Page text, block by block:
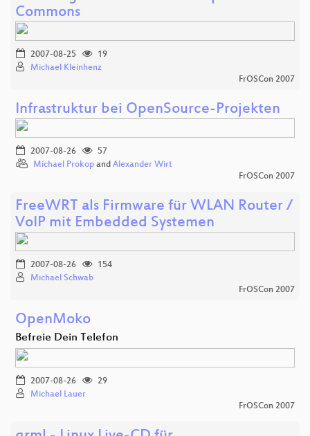
Commons
2007-08-25
19
Michael Kleinhenz
FrOSCon 2007
Infrastruktur bei OpenSource-Projekten
2007-08-26
57
Michael Prokop and Alexander Wirt
FrOSCon 2007
FreeWRT als Firmware für WLAN Router /
VoIP mit Embedded Systemen
2007-08-26
154
Michael Schwab
FrOSCon 2007
OpenMoko
Befreie Dein Telefon
2007-08-26
29
Michael Lauer
FrOSCon 2007